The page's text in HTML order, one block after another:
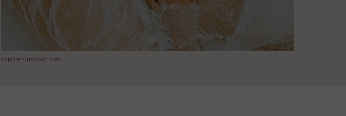
zdjęcie: unsplash.com